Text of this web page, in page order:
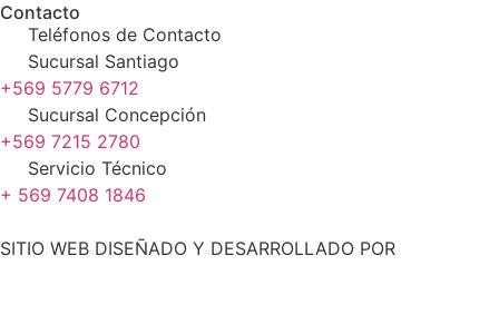
Contacto
Teléfonos de Contacto
Sucursal Santiago
+569 5779 6712
Sucursal Concepción
+569 7215 2780
Servicio Técnico
+ 569 7408 1846
SITIO WEB DISEÑADO Y DESARROLLADO POR